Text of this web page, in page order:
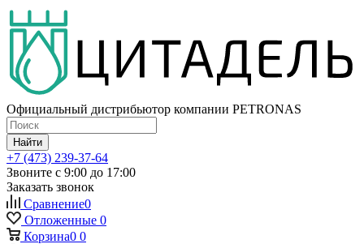
Официальный дистрибьютор компании PETRONAS
Найти
+7 (473) 239-37-64
Звоните с 9:00 до 17:00
Заказать звонок
Сравнение0
Отложенные 0
Корзина0 0